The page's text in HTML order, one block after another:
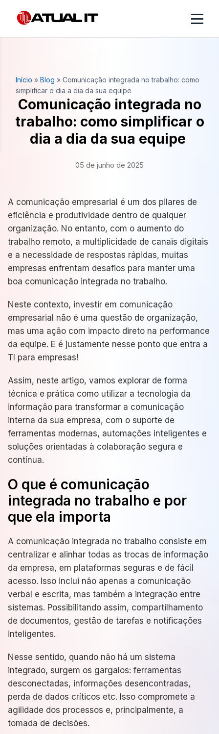
Início » Blog » Comunicação integrada no trabalho: como
simplificar o dia a dia da sua equipe
Comunicação integrada no
trabalho: como simplificar o
dia a dia da sua equipe
05 de junho de 2025
A comunicação empresarial é um dos pilares de
eficiência e produtividade dentro de qualquer
organização. No entanto, com o aumento do
trabalho remoto, a multiplicidade de canais digitais
e a necessidade de respostas rápidas, muitas
empresas enfrentam desafios para manter uma
boa comunicação integrada no trabalho.
Neste contexto, investir em comunicação
empresarial não é uma questão de organização,
mas uma ação com impacto direto na performance
da equipe. E é justamente nesse ponto que entra a
TI para empresas!
Assim, neste artigo, vamos explorar de forma
técnica e prática como utilizar a tecnologia da
informação para transformar a comunicação
interna da sua empresa, com o suporte de
ferramentas modernas, automações inteligentes e
soluções orientadas à colaboração segura e
contínua.
O que é comunicação
integrada no trabalho e por
que ela importa
A comunicação integrada no trabalho consiste em
centralizar e alinhar todas as trocas de informação
da empresa, em plataformas seguras e de fácil
acesso. Isso inclui não apenas a comunicação
verbal e escrita, mas também a integração entre
sistemas. Possibilitando assim, compartilhamento
de documentos, gestão de tarefas e notificações
inteligentes.
Nesse sentido, quando não há um sistema
integrado, surgem os gargalos: ferramentas
desconectadas, informações desencontradas,
perda de dados críticos etc. Isso compromete a
agilidade dos processos e, principalmente, a
tomada de decisões.